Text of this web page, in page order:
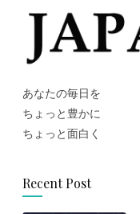
あなたの毎日を
ちょっと豊かに
ちょっと面白く
Recent Post